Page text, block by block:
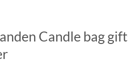
Candle bag